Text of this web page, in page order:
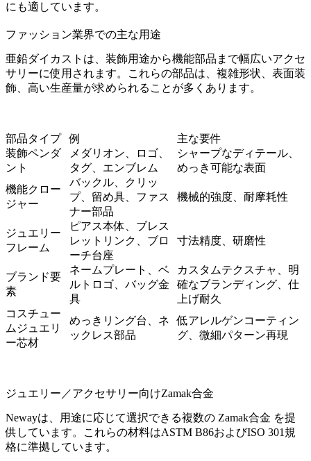
にも適しています。
ファッション業界での主な用途
亜鉛ダイカストは、装飾用途から機能部品まで幅広いアクセ
サリーに使用されます。これらの部品は、複雑形状、表面装
飾、高い生産量が求められることが多くあります。
部品タイプ 例
主な要件
装飾ペンダ
ント
メダリオン、ロゴ、
タグ、エンブレム
シャープなディテール、
めっき可能な表面
機能クロー
ジャー
バックル、クリッ
プ、留め具、ファス
ナー部品
機械的強度、耐摩耗性
ジュエリー
フレーム
ピアス本体、ブレス
レットリンク、ブロ
ーチ台座
寸法精度、研磨性
ブランド要
素
ネームプレート、ベ
ルトロゴ、バッグ金
具
カスタムテクスチャ、明
確なブランディング、仕
上げ耐久
コスチュー
ムジュエリ
ー芯材
めっきリング台、ネ
ックレス部品
低アレルゲンコーティン
グ、微細パターン再現
ジュエリー／アクセサリー向けZamak合金
Newayは、用途に応じて選択できる複数の Zamak合金 を提
供しています。これらの材料はASTM B86およびISO 301規
格に準拠しています。